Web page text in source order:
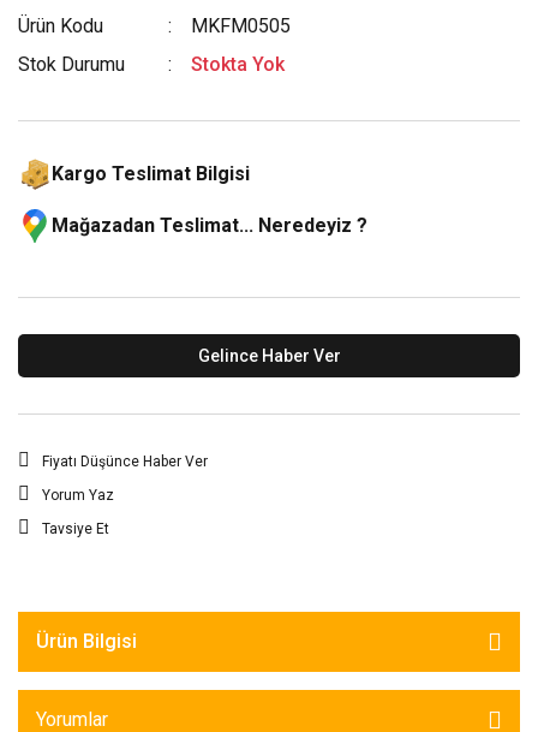
Ürün Kodu
MKFM0505
Stok Durumu
Stokta Yok
Kargo Teslimat Bilgisi
Mağazadan Teslimat... Neredeyiz ?
Gelince Haber Ver
Fiyatı Düşünce Haber Ver
Yorum Yaz
Tavsiye Et
Ürün Bilgisi
Yorumlar